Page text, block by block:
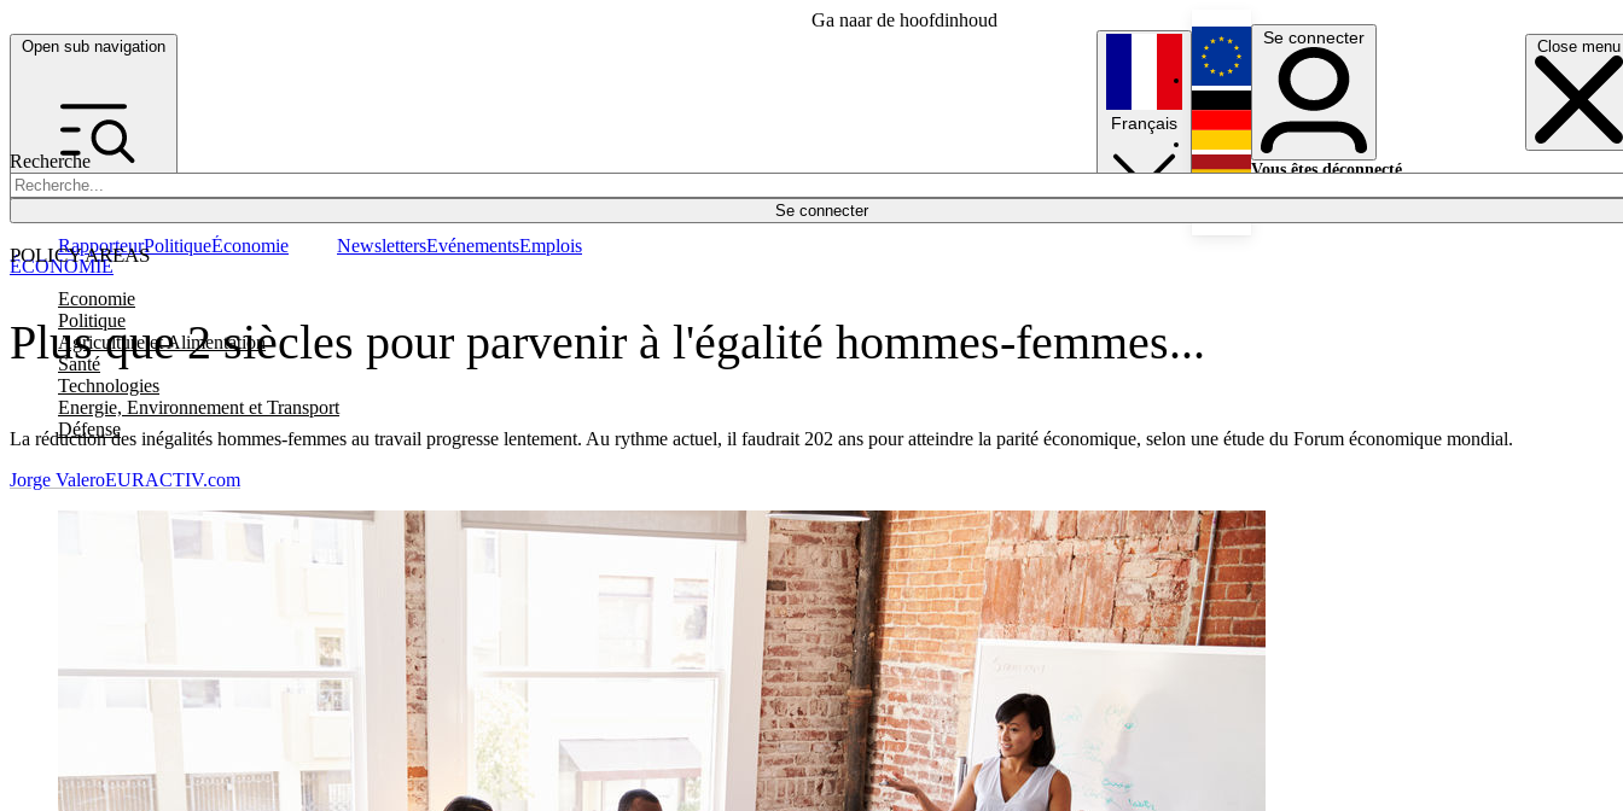
Ga naar de hoofdinhoud
Open sub navigation Close menu
Recherche
Se connecter
POLICY AREAS
Economie
Politique
Agriculture et Alimentation
Santé
Technologies
Energie, Environnement et Transport
Défense
RapporteurPolitiqueÉconomie NewslettersEvénementsEmplois
Français
English
Deutsch
Se connecter
Vous êtes déconnecté.
Plus que 2 siècles pour parvenir à l'égalité hommes-femmes...
La réduction des inégalités hommes-femmes au travail progresse lentement. Au rythme actuel, il faudrait 202 ans pour atteindre la parité économique, selon une étude du Forum économique mondial.
ÉCONOMIE
Jorge ValeroEURACTIV.com